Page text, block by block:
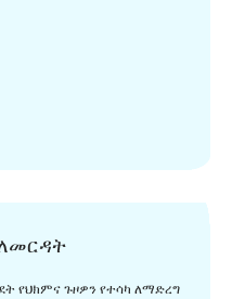
የህክምና ጉዞዎን የተሳካ ለማድረግ